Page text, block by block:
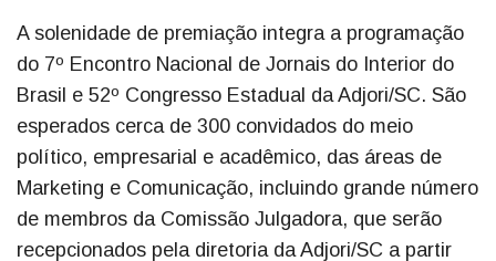
A solenidade de premiação integra a programação
do 7º Encontro Nacional de Jornais do Interior do
Brasil e 52º Congresso Estadual da Adjori/SC. São
esperados cerca de 300 convidados do meio
político, empresarial e acadêmico, das áreas de
Marketing e Comunicação, incluindo grande número
de membros da Comissão Julgadora, que serão
recepcionados pela diretoria da Adjori/SC a partir